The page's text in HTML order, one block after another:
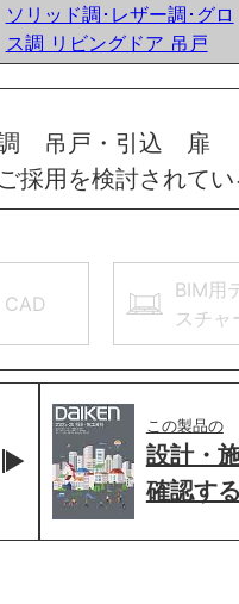
ソリッド調･レザー調･グロ
ス調 リビングドア 吊戸
調 吊戸・引込 扉
用を検討されて
CAD
BIM用
スチャ
この製品の
設計・
確認する